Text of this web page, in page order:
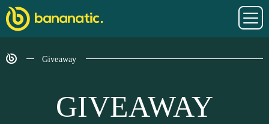
Giveaway
GIVEAWAY